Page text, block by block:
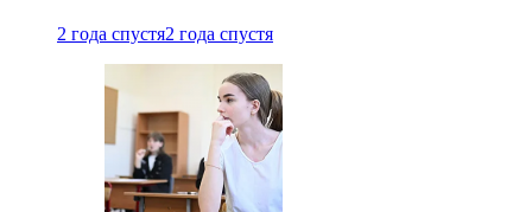
2 года спустя2 года спустя